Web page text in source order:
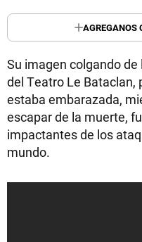
AGREGANOS
Su imagen colgando
del Teatro Le Bataclan,
estaba embarazada,
escapar de la muerte,
impactantes de los
mundo.